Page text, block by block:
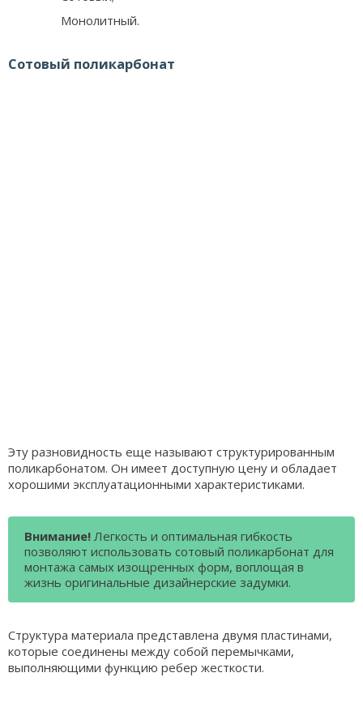
Монолитный.
Сотовый поликарбонат
Эту разновидность еще называют структурированным
поликарбонатом. Он имеет доступную цену и обладает
хорошими эксплуатационными характеристиками.
Внимание! Легкость и оптимальная гибкость
позволяют использовать сотовый поликарбонат для
монтажа самых изощренных форм, воплощая в
жизнь оригинальные дизайнерские задумки.
Структура материала представлена двумя пластинами,
которые соединены между собой перемычками,
выполняющими функцию ребер жесткости.